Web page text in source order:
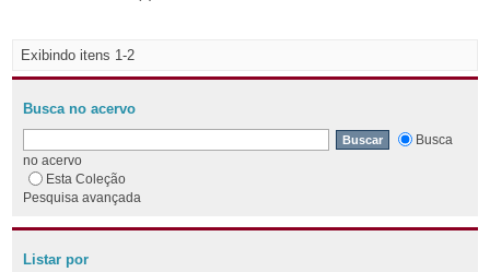
Exibindo itens 1-2
Busca no acervo
Busca
no acervo
Esta Coleção
Pesquisa avançada
Listar por